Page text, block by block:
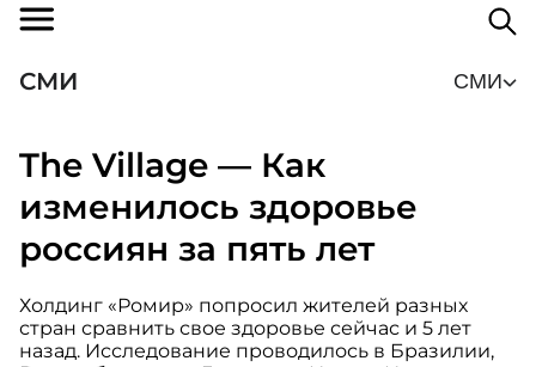
СМИ СМИ
The Village — Как
изменилось здоровье
россиян за пять лет
Холдинг «Ромир» попросил жителей разных
стран сравнить свое здоровье сейчас и 5 лет
назад. Исследование проводилось в Бразилии,